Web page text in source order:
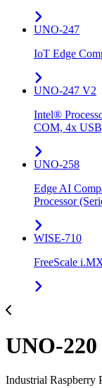
UNO-247
IoT Edge
UNO-247 V2
Intel®
COM, 4x
UNO-258
Edge AI
Processor
WISE-710
FreeScale
UNO-220
Industrial